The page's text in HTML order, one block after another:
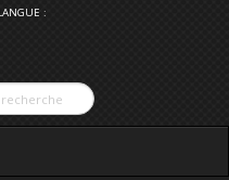
: